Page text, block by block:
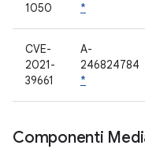
1050
*
CVE-
2021-
39661
A-
246824784
*
Componenti